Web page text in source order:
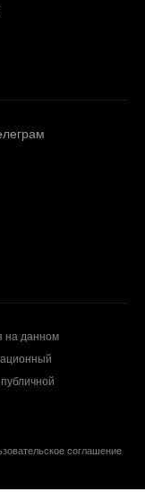
на данном
соглашение